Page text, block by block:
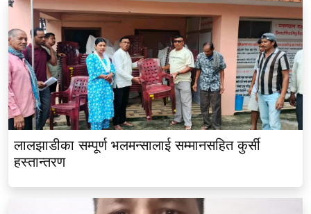
लालझाडीका सम्पूर्ण भलमन्सालाई सम्मानसहित कुर्सी
हस्तान्तरण